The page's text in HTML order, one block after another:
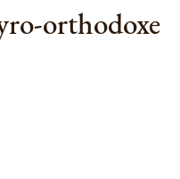
orthodoxe